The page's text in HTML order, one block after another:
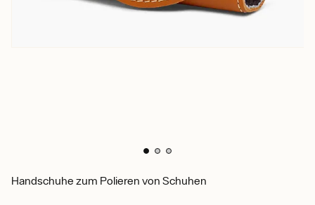
Handschuhe zum Polieren von Schuhen